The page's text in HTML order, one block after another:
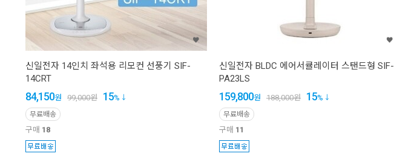
신일전자 14인치 좌석용 리모컨 선풍기 SIF-
14CRT
84,150원 99,000원 15%
무료배송
구매 18
신일전자 BLDC 에어서큘레이터 스탠드형 SIF-
PA23LS
159,800원 188,000원 15%
무료배송
구매 11